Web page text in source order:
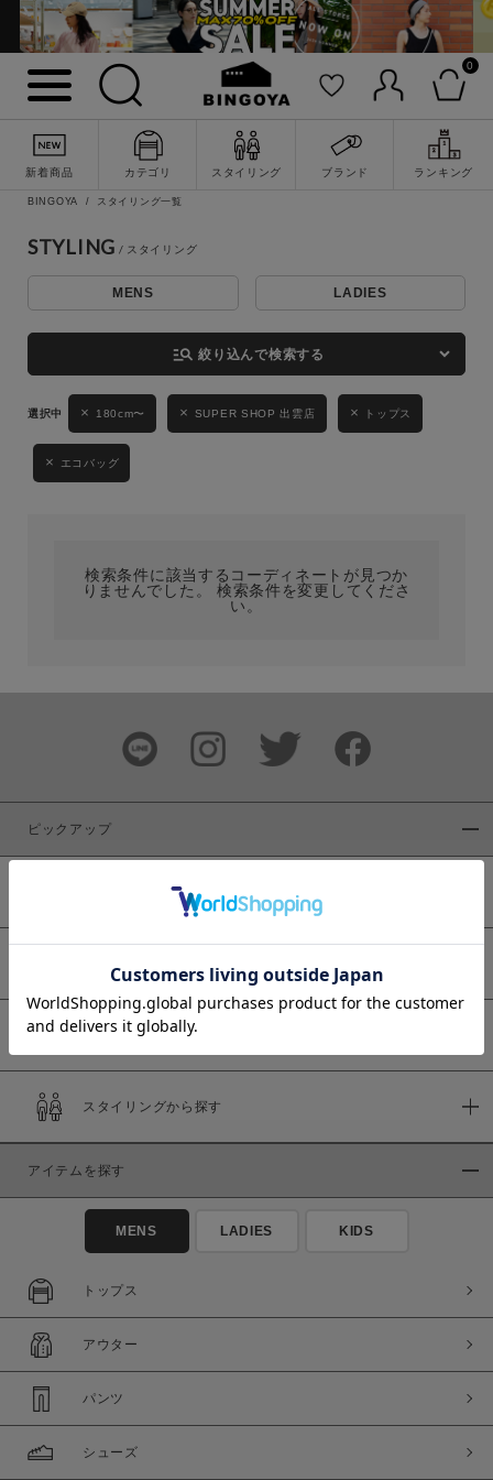
0
新着商品 カテゴリ スタイリング ブランド ランキング
詳細検索
キーワード
性別
MENS LADIES KIDS
ブランド
商品タイプ
通常商品
セール価格
在庫
在庫あり
BINGOYA スタイリング一覧
STYLING
MENS LADIES
manage_search 絞り込んで検索する
180cm〜 SUPER SHOP 出雲店 トップス
エコバッグ
検索条件に該当するコーディネートが見つか
りませんでした。 検索条件を変更してくださ
い。
ピックアップ
予約商品
スタイリングから探す
アイテムを探す
MENS LADIES KIDS
トップス
アウター
パンツ
シューズ